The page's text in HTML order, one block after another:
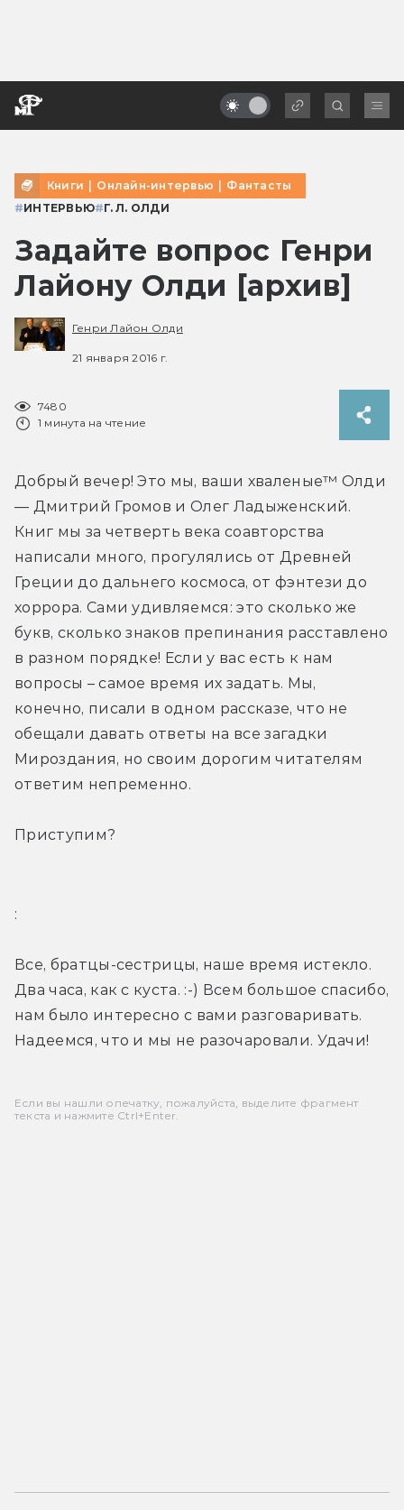
Книги | Онлайн-интервью | Фантасты
#ИНТЕРВЬЮ#Г. Л. ОЛДИ
Задайте вопрос Генри
Лайону Олди [архив]
Генри Лайон Олди
21 января 2016 г.
7480
1 минута на чтение
Добрый вечер! Это мы, ваши хваленые™ Олди
— Дмитрий Громов и Олег Ладыженский.
Книг мы за четверть века соавторства
написали много, прогулялись от Древней
Греции до дальнего космоса, от фэнтези до
хоррора. Сами удивляемся: это сколько же
букв, сколько знаков препинания расставлено
в разном порядке! Если у вас есть к нам
вопросы – самое время их задать. Мы,
конечно, писали в одном рассказе, что не
обещали давать ответы на все загадки
Мироздания, но своим дорогим читателям
ответим непременно.
Приступим?
:
Все, братцы-сестрицы, наше время истекло.
Два часа, как с куста. :-) Всем большое спасибо,
нам было интересно с вами разговаривать.
Надеемся, что и мы не разочаровали. Удачи!
Если вы нашли опечатку, пожалуйста, выделите фрагмент
текста и нажмите Ctrl+Enter.